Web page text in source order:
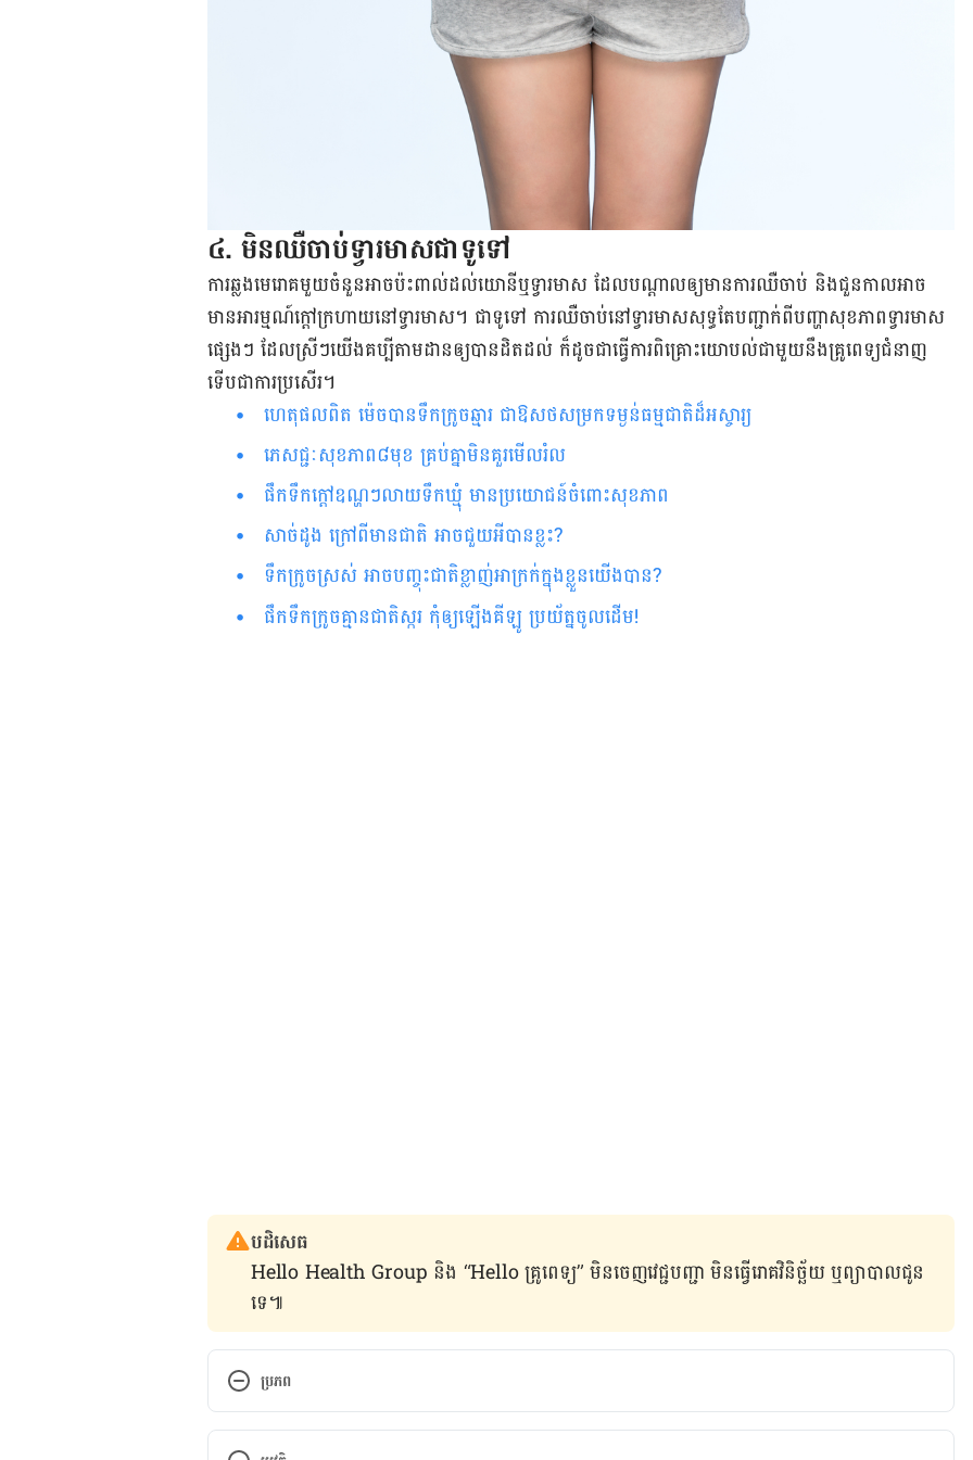
៤. មិន​​ឈឺ​ចាប់​ទ្វារ​មាស​​​ជា​ទូទៅ​​
ការ​ឆ្លង​មេរោគ​មួយ​ចំនួន​អាច​ប៉ះពាល់​ដល់​យោនីឬ​ទ្វារ​មាស​ ​ដែល​បណ្ដាល​ឲ្យ​មាន​ការ​ឈឺ​ចាប់​ និង​ជួនកាល​អាច​
មាន​អារម្មណ៍​ក្ដៅ​ក្រហាយ​នៅ​ទ្វារ​មាស។ ជា​ទូទៅ ការ​ឈឺ​ចាប់​នៅ​ទ្វារ​មាស​សុទ្ធ​តែ​បញ្ជាក់​ពី​បញ្ហា​​សុខភាព​ទ្វារ​មាស​​
ផ្សេង​ៗ​ ដែល​ស្រី​ៗ​យើង​គប្បី​តាមដាន​ឲ្យ​បាន​ដិតដល់​ ក៏​ដូចជា​​ធ្វើការ​ពិគ្រោះ​យោបល់​ជាមួយ​នឹង​គ្រូពេទ្យ​ជំនាញ​
ទើប​ជា​ការ​ប្រសើរ​។
ហេតុផលពិត ម៉េចបានទឹកក្រូចឆ្មារ ជាឱសថសម្រកទម្ងន់ធម្មជាតិដ៏អស្ចារ្យ
ភេសជ្ជៈសុខភាព៨មុខ គ្រប់គ្នាមិនគួរមើលរំល
ផឹកទឹកក្ដៅឧណ្ហៗលាយទឹកឃ្មុំ មានប្រយោជន៍ចំពោះសុខភាព
សាច់ដូង ក្រៅពីមានជាតិ អាចជួយអីបានខ្លះ?
ទឹកក្រូចស្រស់ ​អាច​​បញ្ចុះ​​ជាតិ​​ខ្លាញ់​អាក្រក់​ក្នុង​​ខ្លួន​យើង​បាន?
ផឹកទឹក​ក្រូចគ្មាន​ជាតិ​ស្ករ​ កុំឲ្យ​ឡើង​គីឡូ ប្រយ័ត្ន​ចូលដើម!
បដិសេធ
Hello Health Group និង “Hello គ្រូពេទ្យ” មិន​ចេញ​វេជ្ជបញ្ជា មិន​ធ្វើ​រោគវិនិច្ឆ័យ ឬ​ព្យាបាល​ជូន​
ទេ៕
ប្រភព
Vagina: What’s normal, what’s not